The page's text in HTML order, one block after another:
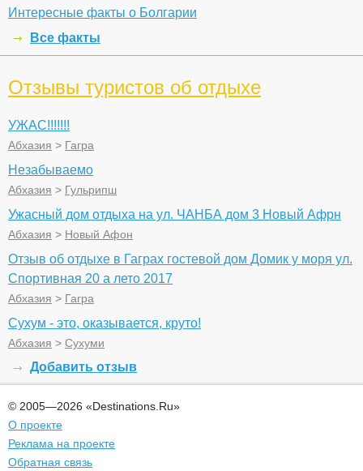
Интересные факты о Болгарии
Все факты
Отзывы туристов об отдыхе
УЖАС!!!!!!!
Абхазия > Гагра
Незабываемо
Абхазия > Гульрипш
Ужасный дом отдыха на ул. ЧАНБА дом 3 Новый Афрн
Абхазия > Новый Афон
Отзыв об отдыхе в Гаграх гостевой дом Домик у моря ул.
Спортивная 20 а лето 2017
Абхазия > Гагра
Сухум - это, оказывается, круто!
Абхазия > Сухуми
Добавить отзыв
© 2005—2026 «Destinations.Ru»
О проекте
Реклама на проекте
Обратная связь